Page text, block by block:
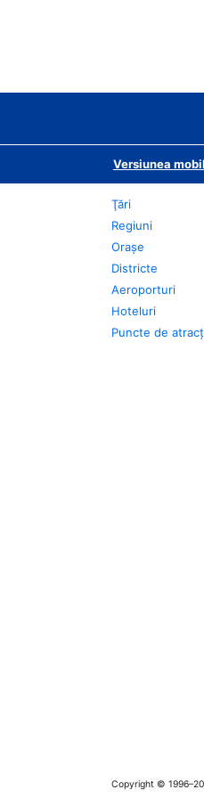
Versiunea
Ţări
Regiuni
Oraşe
Districte
Aeroporturi
Hoteluri
Puncte de
Copyright ©